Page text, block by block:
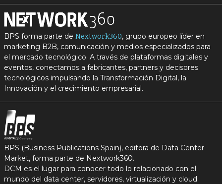
BPS forma parte de Nextwork360, grupo europeo líder en
marketing B2B, comunicación y medios especializados para
el mercado tecnológico. A través de plataformas digitales y
eventos, conectamos a fabricantes, partners y decisores
tecnológicos impulsando la Transformación Digital, la
Innovación y el crecimiento empresarial.
BPS (Business Publications Spain), editora de Data Center
Market, forma parte de Nextwork360.
DCM es el lugar para conocer todo lo relacionado con el
mundo del data center, servidores, virtualización y cloud